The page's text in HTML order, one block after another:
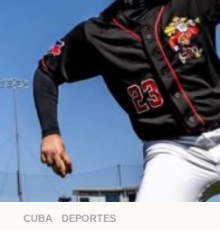
CUBA ,DEPORTES